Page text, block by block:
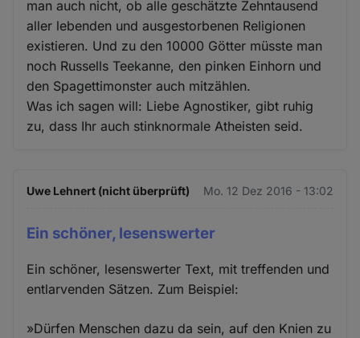
man auch nicht, ob alle geschätzte Zehntausend
aller lebenden und ausgestorbenen Religionen
existieren. Und zu den 10000 Götter müsste man
noch Russells Teekanne, den pinken Einhorn und
den Spagettimonster auch mitzählen.
Was ich sagen will: Liebe Agnostiker, gibt ruhig
zu, dass Ihr auch stinknormale Atheisten seid.
Uwe Lehnert (nicht überprüft) Mo. 12 Dez 2016 - 13:02
Ein schöner, lesenswerter
Ein schöner, lesenswerter Text, mit treffenden und
entlarvenden Sätzen. Zum Beispiel:
»Dürfen Menschen dazu da sein, auf den Knien zu